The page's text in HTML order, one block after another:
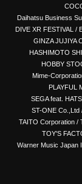
Daihatsu Business
DIVE XR FESTIVAL /
GINZA JUJIYA
HASHIMOTO
HOBBY
Mime-
PLAYFUL
SEGA feat.
ST-ONE Co.,Ltd
TAITO Corporation/
TOY'S
Warner Music Japan